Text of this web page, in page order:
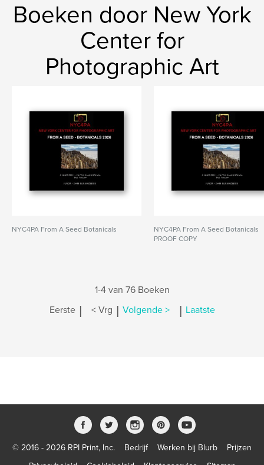
Boeken door New York
Center for
Photographic Art
NYC4PA From A Seed Botanicals
NYC4PA From A Seed Botanicals
PROOF COPY
1-4 van 76 Boeken
Eerste | < Vrg | Volgende > | Laatste
© 2016 - 2026 RPI Print, Inc. Bedrijf Werken bij Blurb
Prijzen